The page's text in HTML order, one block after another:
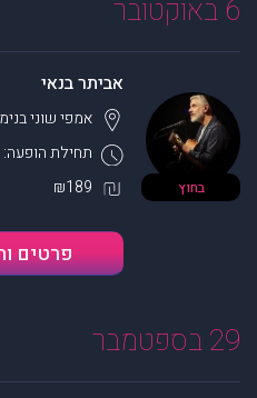
6 באוקטובר
בחוץ
אביתר בנאי
תחילת הופעה: 21:00
אמפי שוני
₪189
פרטים
29 בספטמבר